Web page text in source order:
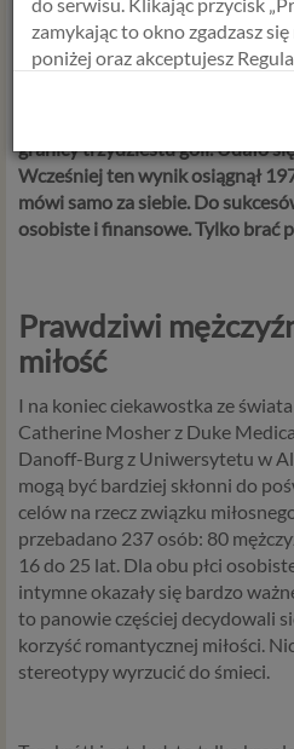
przykład na to, jak można a
kierować własną karierą, by
Sukcesy tego sezonu to korona
Przez prawie
rozgrywkach Bundesligi nie
granicy trzydziestu goli. Udało
Wcześniej ten wynik osiągnął
mówi samo za siebie. Do
osobiste i finansowe. Tylko brać
Prawdziwi
miłość
I na koniec ciekawostka ze
Catherine Mosher z Duke
Danoff-Burg z Uniwersytetu w
mogą być bardziej skłonni do
celów na rzecz związku
przebadano 237 osób: 80
16 do 25 lat. Dla obu płci
intymne okazały się bardzo
to panowie częściej decydowali
korzyść romantycznej miłości.
stereotypy wyrzucić do śmieci.
zamykając to okno zgadzasz
poniżej oraz akceptujesz
Z dniem 25 maja 2018 r.
Rozporządzenie Parlamentu
2016/679 z dnia 27 kwietnia
danych oraz uchylenia
popularnie jako „RODO”).
identycznym zakresie we
zmian w zasadach
osobowych, które będą miały
życia, w tym na korzystanie z
jak między innymi usługi
informacji przedstawiamy
zagadnień dotyczących
osobowych, jakie może mieć
związku z korzystaniem z
przeczytanie, nie zajmie to
Czym są dane osobowe